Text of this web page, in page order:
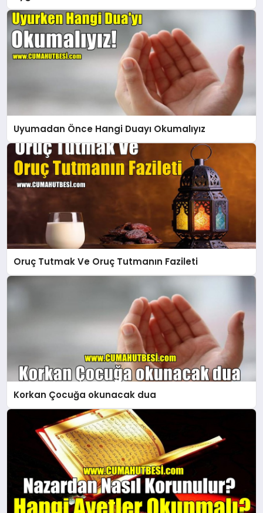
Uyumadan Önce Hangi Duayı Okumalıyız
Oruç Tutmak Ve Oruç Tutmanın Fazileti
Korkan Çocuğa okunacak dua